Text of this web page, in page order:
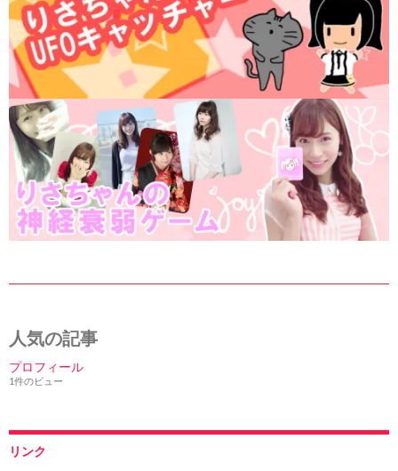
人気の記事
プロフィール
1件のビュー
リンク